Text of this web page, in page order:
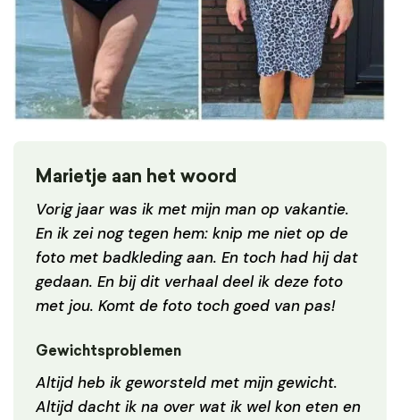
Marietje aan het woord
Vorig jaar was ik met mijn man op vakantie.
En ik zei nog tegen hem: knip me niet op de
foto met badkleding aan. En toch had hij dat
gedaan. En bij dit verhaal deel ik deze foto
met jou. Komt de foto toch goed van pas!
Gewichtsproblemen
Altijd heb ik geworsteld met mijn gewicht.
Altijd dacht ik na over wat ik wel kon eten en